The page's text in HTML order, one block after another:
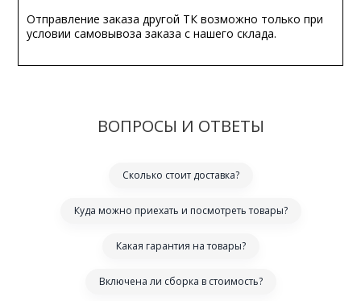
Отправление заказа другой ТК возможно только при
условии самовывоза заказа с нашего склада.
ВОПРОСЫ И ОТВЕТЫ
Сколько стоит доставка?
Куда можно приехать и посмотреть товары?
Какая гарантия на товары?
Включена ли сборка в стоимость?